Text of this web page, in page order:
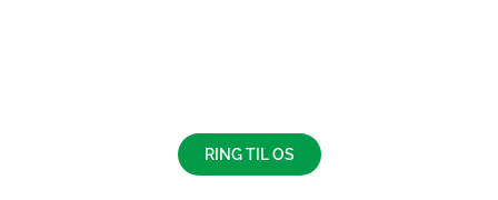
RING TIL OS